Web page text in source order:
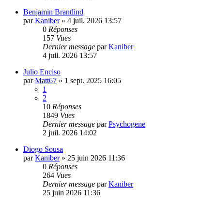
Benjamin Brantlind
parKaniber» 4 juil. 2026 13:57
0 Réponses
157 Vues
Dernier message parKaniber
4 juil. 2026 13:57
Julio Enciso
parMatt67 » 1 sept. 2025 16:05
1
2
10 Réponses
1849 Vues
Dernier message parPsychogene
2 juil. 2026 14:02
Diogo Sousa
parKaniber» 25 juin 2026 11:36
0 Réponses
264 Vues
Dernier message parKaniber
25 juin 2026 11:36